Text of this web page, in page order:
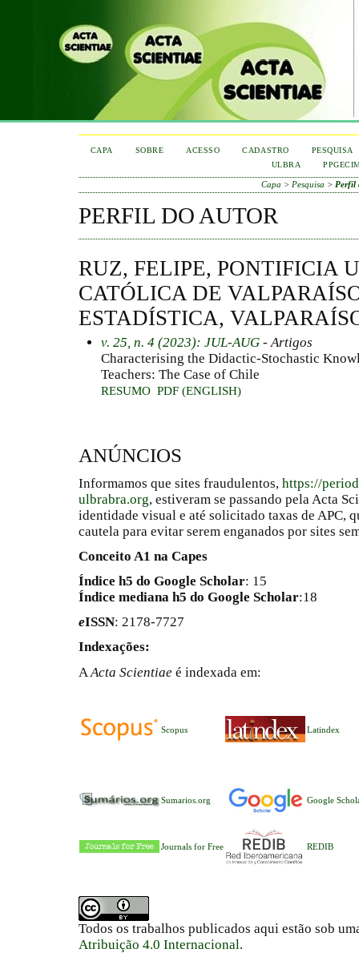
CAPA SOBRE ACESSO CADASTRO
PESQUISA
ULBRA
Capa > Pesquisa > Perfil
PERFIL DO AUTOR
RUZ, FELIPE, PONTIFICIA
CATÓLICA DE
ESTADÍSTICA,
v. 25, n. 4 (2023): JUL-AUG - Artigos
Characterising the Didactic-Stochastic
Teachers: The Case of Chile
RESUMO PDF (ENGLISH)
ANÚNCIOS
Informamos que sites fraudulentos, https://
ulbrabra.org, estiveram se passando pela Acta
identidade visual e até solicitado taxas de APC,
cautela para evitar serem enganados por sites
Conceito A1 na Capes
Índice h5 do Google Scholar: 15
Índice mediana h5 do Google Scholar:18
eISSN: 2178-7727
Indexações:
A Acta Scientiae é indexada em:
Scopus Latindex
Sumarios.org Google
Journals for Free REDIB
Todos os trabalhos publicados aqui estão sob
Atribuição 4.0 Internacional.